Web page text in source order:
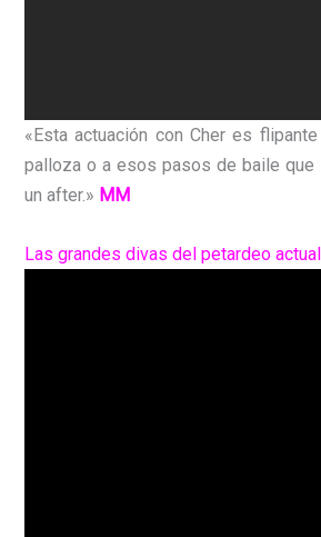
«Esta actuación con Cher es
palloza o a esos pasos de baile que
un after.» MM
Las grandes divas del petardeo actual